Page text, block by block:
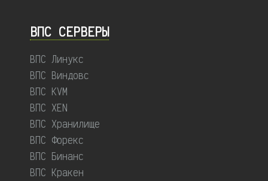
ВПС СЕРВЕРЫ
ВПС Линукс
ВПС Виндовс
ВПС KVM
ВПС XEN
ВПС Хранилище
ВПС Форекс
ВПС Бинанс
ВПС Кракен